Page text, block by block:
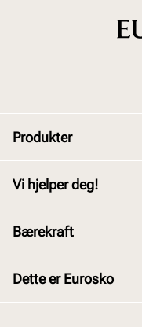
Produkter
Barn
Vi hjelper deg!
Kjøpsbetingelser
Bærekraft
Dette er Eurosko